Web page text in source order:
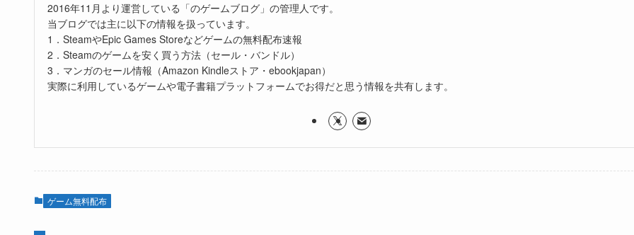
2016年11月より運営している「のゲームブログ」の管理人です。
当ブログでは主に以下の情報を扱っています。
1．SteamやEpic Games Storeなどゲームの無料配布速報
2．Steamのゲームを安く買う方法（セール・バンドル）
3．マンガのセール情報（Amazon Kindleストア・ebookjapan）
実際に利用しているゲームや電子書籍プラットフォームでお得だと思う情報を共有します。
ゲーム無料配布